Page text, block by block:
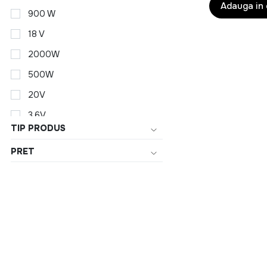
900 W
18 V
2000W
500W
20V
3.6V
1200W
TIP PRODUS
PRET
Alege solutii
Produsele sunt
Adauga in